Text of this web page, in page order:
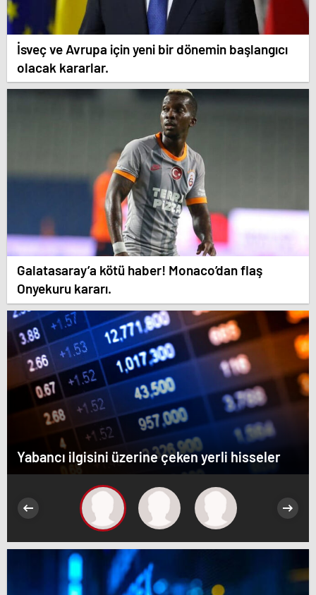
İsveç ve Avrupa için yeni bir dönemin başlangıcı
olacak kararlar.
Galatasaray’a kötü haber! Monaco’dan flaş
Onyekuru kararı.
Yabancı ilgisini üzerine çeken yerli hisseler